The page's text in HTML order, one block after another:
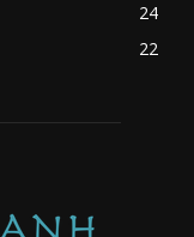
24
22